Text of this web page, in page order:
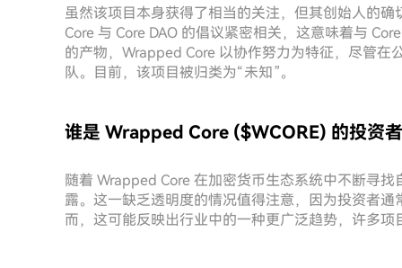
虽然该项目本身获得了相当的关注，但其创始人的
Core 与 Core DAO 的倡议紧密相关，这意味着与
的产物，Wrapped Core 以协作努力为特征，尽管
队。目前，该项目被归类为“未知”。
谁是 Wrapped Core ($WCORE) 的投资
随着 Wrapped Core 在加密货币生态系统中不断寻
露。这一缺乏透明度的情况值得注意，因为投资者
而，这可能反映出行业中的一种更广泛趋势，许多